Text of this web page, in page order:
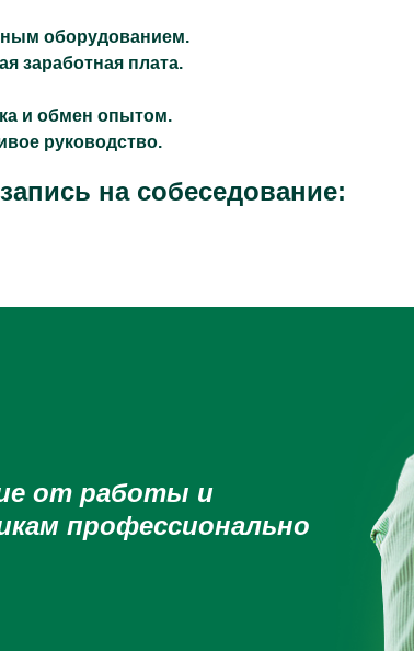
оборудованием.
заработная плата.
и обмен опытом.
руководство.
на собеседование:
от работы и
профессионально